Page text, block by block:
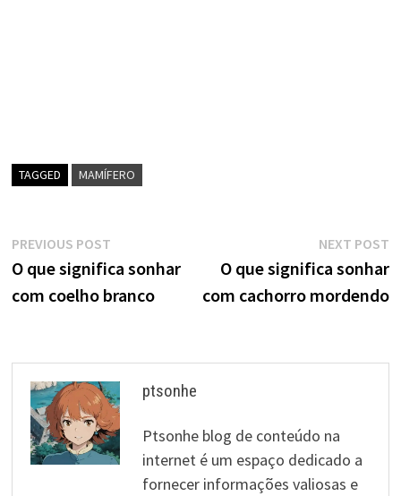
TAGGED MAMÍFERO
Navegação
de
PREVIOUS POSTPrevious
post:
O que significa sonhar
com coelho branco
NEXT POST
O que significa sonhar
com cachorro mordendo
ptsonhe
Ptsonhe blog de conteúdo na
internet é um espaço dedicado a
fornecer informações valiosas e